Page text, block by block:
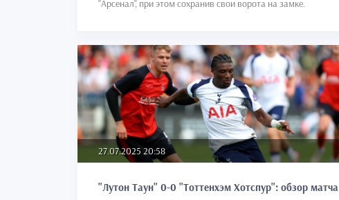
"Арсенал", при этом сохранив свои ворота на замке.
27.07.2025 20:58
"Лутон Таун" 0-0 "Тоттенхэм Хотспур": обзор матча